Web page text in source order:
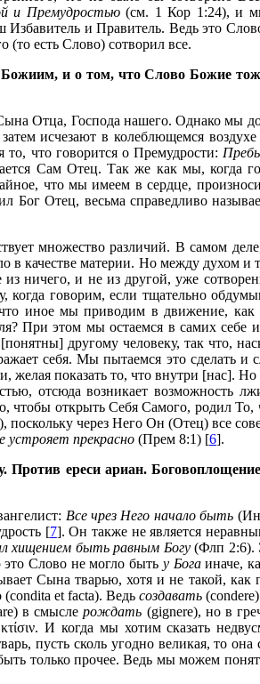
и Премудростью(см. 1 Кор 1:24), и
и Правитель. Ведь это
(то есть Слово) сотворил все.
и о том, что Слово Божие
Отца, Господа нашего. Однако мы
исчезают в колеблющемся
что говорится о Премудрости:
Сам Отец. Так же как мы, когда
что мы имеем в сердце,
Бог Отец, весьма справедливо
множество различий. В самом
в качестве материи. Но между духом и
ничего, и не из другой, уже
говорим, если тщательно
иное мы приводим в движение,
При этом мы остаемся в самих себе
другому человеку, так что,
себя. Мы пытаемся это сделать и
желая показать то, что внутри [нас].
отсюда возникает возможность
чтобы открыть Себя Самого, родил То,
поскольку через Него Он (Отец) все
устрояет прекрасно (Прем 8:1) [6].
ереси ариан. Боговоплощение
Все чрез Него начало быть
[7]. Он также не является
хищением быть равным Богу(Флп 2:6).
Слово не могло быть у Богаиначе,
Сына тварью, хотя и не такой, как
(condita et facta). Ведь создавать(condere)
в смыслерождать (gignere), но в
И когда мы хотим сказать
пусть сколь угодно великая, то она
только прочее. Ведь мы можем